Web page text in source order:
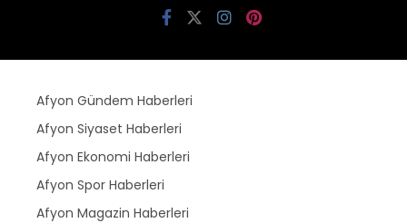
Afyon Gündem Haberleri
Afyon Siyaset Haberleri
Afyon Ekonomi Haberleri
Afyon Spor Haberleri
Afyon Magazin Haberleri